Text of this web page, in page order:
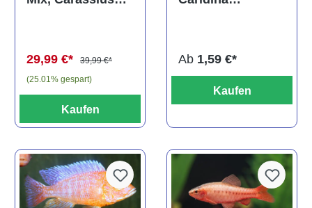
29,99 €*
39,99 €*
(25.01% gespart)
Kaufen
Ab 1,59 €*
Kaufen